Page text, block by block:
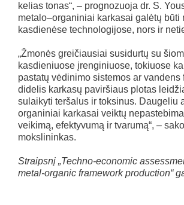
kelias tonas“, – prognozuoja dr. S.
metalo–organiniai karkasai galėtų būti
kasdienėse technologijose, nors ir
„Žmonės greičiausiai susidurtų su
kasdieniuose įrenginiuose, tokiuose
pastatų vėdinimo sistemos ar vandens
didelis karkasų paviršiaus plotas
sulaikyti teršalus ir toksinus. Daugeliu
organiniai karkasai veiktų
veikimą, efektyvumą ir tvarumą“, –
mokslininkas.
Straipsnį „Techno-economic
metal-organic framework production“